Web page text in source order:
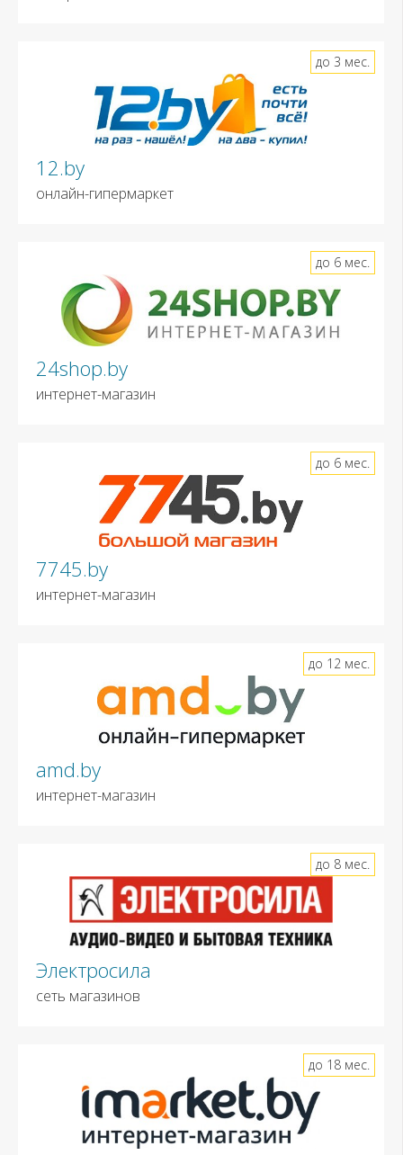
12.by
онлайн-гипермаркет
до 3 мес.
24shop.by
интернет-магазин
до 6 мес.
7745.by
интернет-магазин
до 6 мес.
amd.by
интернет-магазин
до 12 мес.
Электросила
сеть магазинов
до 8 мес.
до 18 мес.